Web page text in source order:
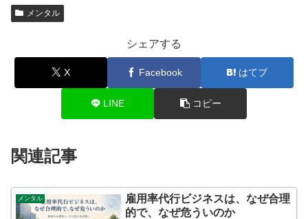
メンタル
シェアする
X Facebook はてブ
LINE コピー
関連記事
メンタル
雇用率代行ビジネスは、なぜ合理
的で、なぜ危ういのか